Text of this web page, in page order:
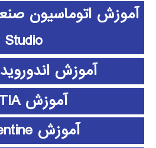
Studio
آموزش اندوروید android
آموزش CATIA
آموزش clementine